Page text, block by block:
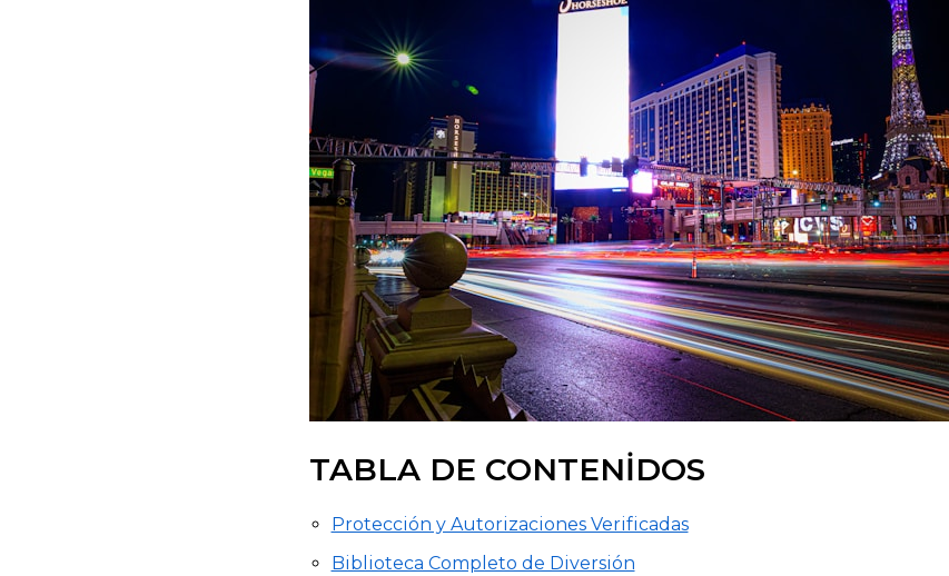
TABLA DE CONTENIDOS
Protección y Autorizaciones Verificadas
Biblioteca Completo de Diversión